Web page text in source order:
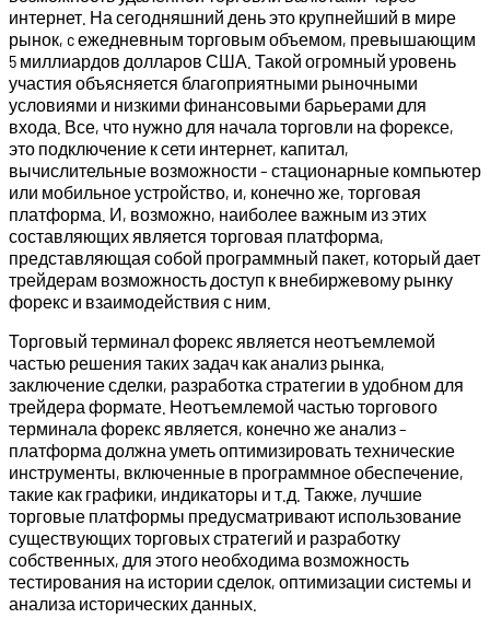
интернет. На сегодняшний день это крупнейший в мире
рынок, c ежедневным торговым объемом, превышающим
5 миллиардов долларов США. Такой огромный уровень
участия объясняется благоприятными рыночными
условиями и низкими финансовыми барьерами для
входа. Все, что нужно для начала торговли на форексе,
это подключение к сети интернет, капитал,
вычислительные возможности – стационарные компьютер
или мобильное устройство, и, конечно же, торговая
платформа. И, возможно, наиболее важным из этих
составляющих является торговая платформа,
представляющая собой программный пакет, который дает
трейдерам возможность доступ к внебиржевому рынку
форекс и взаимодействия с ним.
Торговый терминал форекс является неотъемлемой
частью решения таких задач как анализ рынка,
заключение сделки, разработка стратегии в удобном для
трейдера формате. Неотъемлемой частью торгового
терминала форекс является, конечно же анализ –
платформа должна уметь оптимизировать технические
инструменты, включенные в программное обеспечение,
такие как графики, индикаторы и т.д. Также, лучшие
торговые платформы предусматривают использование
существующих торговых стратегий и разработку
собственных, для этого необходима возможность
тестирования на истории сделок, оптимизации системы и
анализа исторических данных.